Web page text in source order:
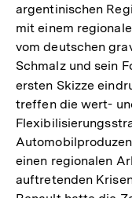
argentinischen
mit einem
vom deutschen
Schmalz und sein
ersten Skizze
treffen die wert-
einen regionalen
auftretenden